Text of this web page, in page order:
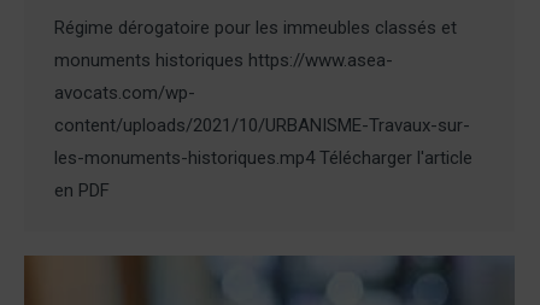
Régime dérogatoire pour les immeubles classés et
monuments historiques https://www.asea-
avocats.com/wp-
content/uploads/2021/10/URBANISME-Travaux-sur-
les-monuments-historiques.mp4 Télécharger l'article
en PDF